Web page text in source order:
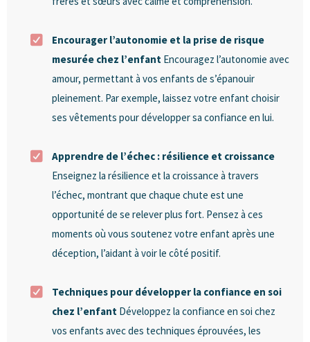
Encourager l’autonomie et la prise de risque
mesurée chez l’enfant Encouragez l’autonomie avec
amour, permettant à vos enfants de s’épanouir
pleinement. Par exemple, laissez votre enfant choisir
ses vêtements pour développer sa confiance en lui.
Apprendre de l’échec : résilience et croissance
Enseignez la résilience et la croissance à travers
l’échec, montrant que chaque chute est une
opportunité de se relever plus fort. Pensez à ces
moments où vous soutenez votre enfant après une
déception, l’aidant à voir le côté positif.
Techniques pour développer la confiance en soi
chez l’enfant Développez la confiance en soi chez
vos enfants avec des techniques éprouvées, les